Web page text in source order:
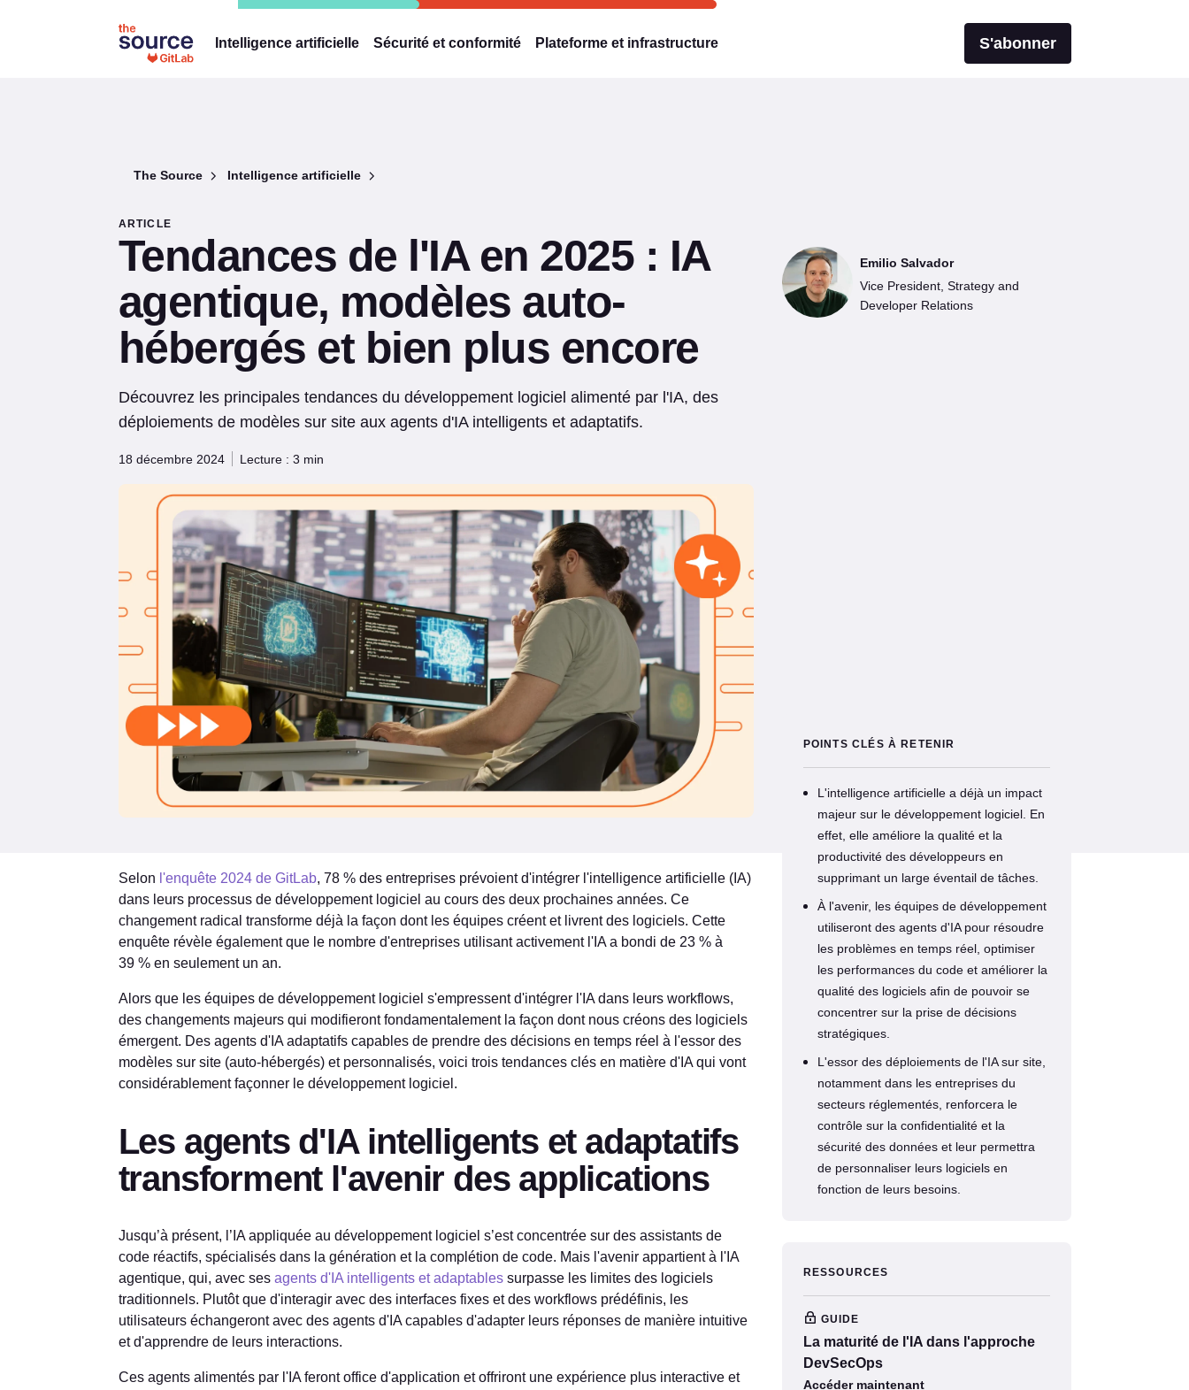
Intelligence artificielle Sécurité et conformité Plateforme et infrastructure S'abonner
The Source Intelligence artificielle
ARTICLE
Tendances de l'IA en 2025 : IA
agentique, modèles auto-
hébergés et bien plus encore
Découvrez les principales tendances du développement logiciel alimenté par l'IA, des
déploiements de modèles sur site aux agents d'IA intelligents et adaptatifs.
18 décembre 2024 Lecture : 3 min
Emilio Salvador
Vice President, Strategy and
Developer Relations
Selon l'enquête 2024 de GitLab, 78 % des entreprises prévoient d'intégrer l'intelligence artificielle (IA)
dans leurs processus de développement logiciel au cours des deux prochaines années. Ce
changement radical transforme déjà la façon dont les équipes créent et livrent des logiciels. Cette
enquête révèle également que le nombre d'entreprises utilisant activement l'IA a bondi de 23 % à
39 % en seulement un an.
Alors que les équipes de développement logiciel s'empressent d'intégrer l'IA dans leurs workflows,
des changements majeurs qui modifieront fondamentalement la façon dont nous créons des logiciels
émergent. Des agents d'IA adaptatifs capables de prendre des décisions en temps réel à l'essor des
modèles sur site (auto-hébergés) et personnalisés, voici trois tendances clés en matière d'IA qui vont
considérablement façonner le développement logiciel.
Les agents d'IA intelligents et adaptatifs
transforment l'avenir des applications
Jusqu’à présent, l’IA appliquée au développement logiciel s’est concentrée sur des assistants de
code réactifs, spécialisés dans la génération et la complétion de code. Mais l'avenir appartient à l'IA
agentique, qui, avec ses agents d'IA intelligents et adaptablessurpasse les limites des logiciels
traditionnels. Plutôt que d'interagir avec des interfaces fixes et des workflows prédéfinis, les
utilisateurs échangeront avec des agents d'IA capables d'adapter leurs réponses de manière intuitive
et d'apprendre de leurs interactions.
Ces agents alimentés par l'IA feront office d'application et offriront une expérience plus interactive et
POINTS CLÉS À RETENIR
L'intelligence artificielle a déjà un impact
majeur sur le développement logiciel. En
effet, elle améliore la qualité et la
productivité des développeurs en
supprimant un large éventail de tâches.
À l'avenir, les équipes de développement
utiliseront des agents d'IA pour résoudre
les problèmes en temps réel, optimiser
les performances du code et améliorer la
qualité des logiciels afin de pouvoir se
concentrer sur la prise de décisions
stratégiques.
L'essor des déploiements de l'IA sur site,
notamment dans les entreprises du
secteurs réglementés, renforcera le
contrôle sur la confidentialité et la
sécurité des données et leur permettra
de personnaliser leurs logiciels en
fonction de leurs besoins.
RESSOURCES
GUIDE
La maturité de l'IA dans l'approche
DevSecOps
Accéder maintenant